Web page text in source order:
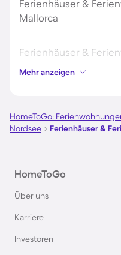
Ferienhäuser &
Mallorca
Ferienhäuser &
Ferienhäuser &
Bodensee
Mehr anzeigen
HomeToGo:
Nordsee
Ferienhäuser &
HomeToGo
Über uns
Karriere
Investoren